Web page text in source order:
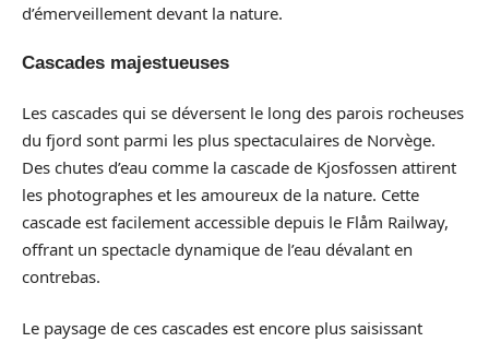
d’émerveillement devant la nature.
Cascades majestueuses
Les cascades qui se déversent le long des parois rocheuses
du fjord sont parmi les plus spectaculaires de Norvège.
Des chutes d’eau comme la cascade de Kjosfossen attirent
les photographes et les amoureux de la nature. Cette
cascade est facilement accessible depuis le Flåm Railway,
offrant un spectacle dynamique de l’eau dévalant en
contrebas.
Le paysage de ces cascades est encore plus saisissant